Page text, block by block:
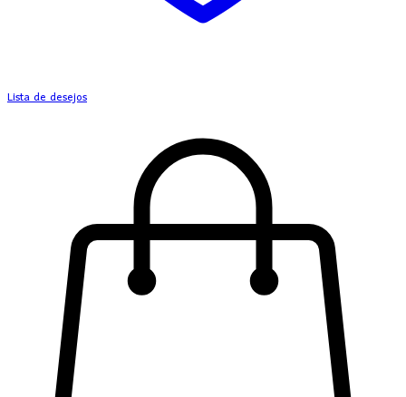
Lista de desejos